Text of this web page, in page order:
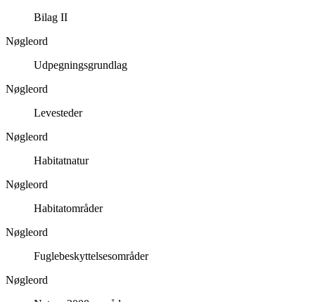
Bilag II
Nøgleord
Udpegningsgrundlag
Nøgleord
Levesteder
Nøgleord
Habitatnatur
Nøgleord
Habitatområder
Nøgleord
Fuglebeskyttelsesområder
Nøgleord